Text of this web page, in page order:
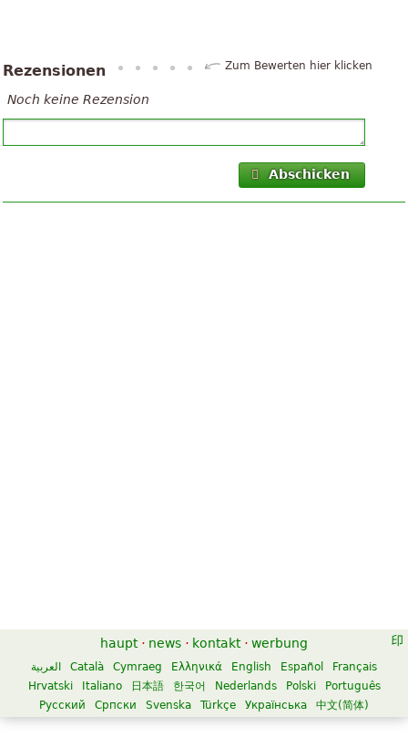
Rezensionen Zum Bewerten hier klicken
Noch keine Rezension
Abschicken
haupt · news · kontakt · werbung
العربية Català Cymraeg Ελληνικά English Español
Français
Hrvatski
Italiano 日本語 한국어 Nederlands Polski
Português
Русский
Српски Svenska Türkçe Українська 中文(简体)